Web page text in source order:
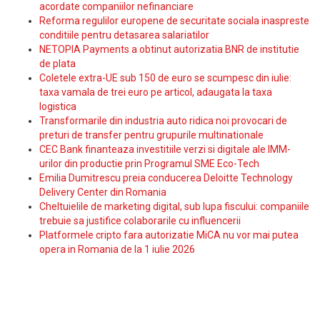
acordate companiilor nefinanciare
Reforma regulilor europene de securitate sociala inaspreste
conditiile pentru detasarea salariatilor
NETOPIA Payments a obtinut autorizatia BNR de institutie
de plata
Coletele extra-UE sub 150 de euro se scumpesc din iulie:
taxa vamala de trei euro pe articol, adaugata la taxa
logistica
Transformarile din industria auto ridica noi provocari de
preturi de transfer pentru grupurile multinationale
CEC Bank finanteaza investitiile verzi si digitale ale IMM-
urilor din productie prin Programul SME Eco-Tech
Emilia Dumitrescu preia conducerea Deloitte Technology
Delivery Center din Romania
Cheltuielile de marketing digital, sub lupa fiscului: companiile
trebuie sa justifice colaborarile cu influencerii
Platformele cripto fara autorizatie MiCA nu vor mai putea
opera in Romania de la 1 iulie 2026